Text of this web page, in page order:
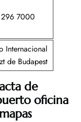
7000
Internacional
de Budapest
de
oficina